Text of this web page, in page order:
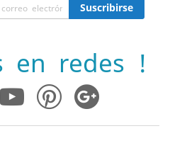
Suscribirse
en redes !